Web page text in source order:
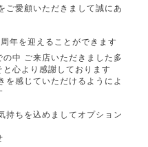
ご愛顧いただきまして誠にあ
年を迎えることができます
中 ご来店いただきました多
と心より感謝しております
を感じていただけるようによ
持ちを込めましてオプション